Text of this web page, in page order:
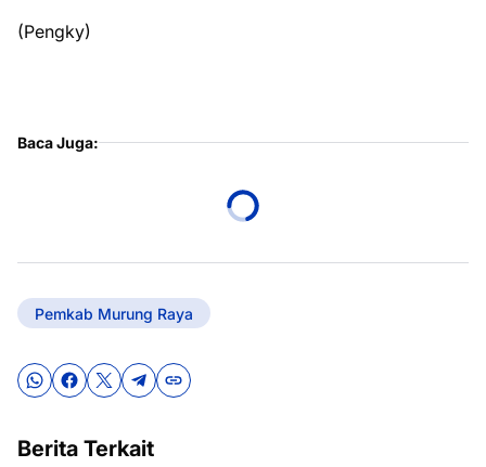
(Pengky)
Baca Juga:
Pemkab Murung Raya
Berita Terkait